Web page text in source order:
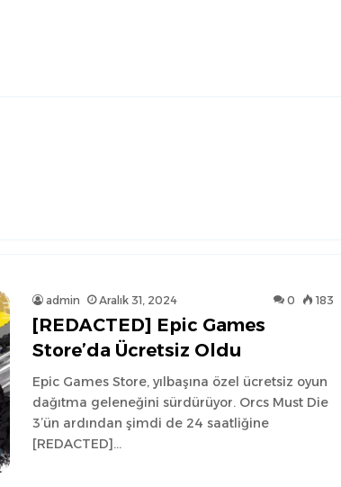
admin Aralık 31, 2024 0 183
[REDACTED] Epic Games
Store’da Ücretsiz Oldu
Epic Games Store, yılbaşına özel ücretsiz oyun
dağıtma geleneğini sürdürüyor. Orcs Must Die
3’ün ardından şimdi de 24 saatliğine
[REDACTED]…